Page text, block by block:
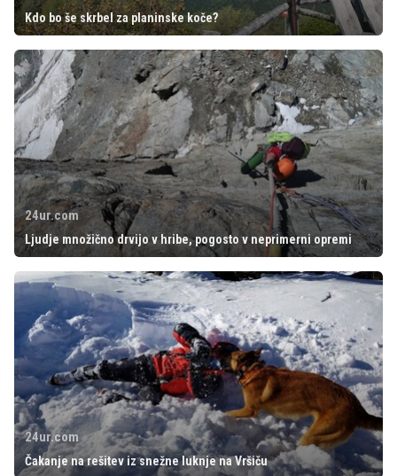
Kdo bo še skrbel za planinske koče?
24ur.com
Ljudje množično drvijo v hribe, pogosto v neprimerni opremi
24ur.com
Čakanje na rešitev iz snežne luknje na Vršiču